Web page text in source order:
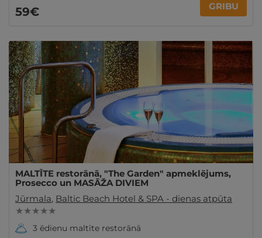
59€ GRIBU
MALTĪTE restorānā, "The Garden" apmeklējums,
Prosecco un MASĀŽA DIVIEM
Jūrmala, Baltic Beach Hotel & SPA - dienas atpūta
★ ★ ★ ★ ★
3 ēdienu maltīte restorānā